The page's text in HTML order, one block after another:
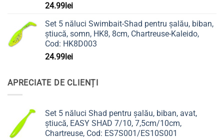
24.99lei
Set 5 năluci Swimbait-Shad pentru șalău, biban,
știucă, somn, HK8, 8cm, Chartreuse-Kaleido,
Cod: HK8D003
24.99lei
APRECIATE DE CLIENȚI
Set 5 năluci Shad pentru șalău, biban, avat,
știucă, EASY SHAD 7/10, 7,5cm/10cm,
Chartreuse, Cod: ES7S001/ES10S001